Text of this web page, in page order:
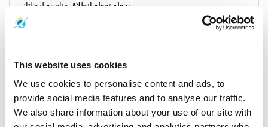
This website uses cookies
We use cookies to personalise content and ads, to
provide social media features and to analyse our traffic.
We also share information about your use of our site with
محطة الحافلات: محطة الحافلات الرئيسية في ناخون سي ثامارات
توصلك بمجموعة واسعة من المواقع، بما في ذلك الطرق المباشرة إلى
ثامارات إلى كوه ساموي.
إلى كوه ساموي، مع رحلات مغادرة متعددة يوميًا لاستيعاب المسافرين.
يمكن شراء التذاكر من ناخون سي إلى كوه ساموي بسهولة من الرصيف